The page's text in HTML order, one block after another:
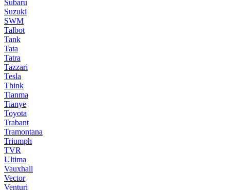
Subaru
Suzuki
SWM
Talbot
Tank
Tata
Tatra
Tazzari
Tesla
Think
Tianma
Tianye
Toyota
Trabant
Tramontana
Triumph
TVR
Ultima
Vauxhall
Vector
Venturi